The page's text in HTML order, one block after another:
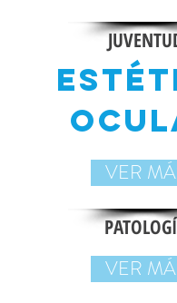
VER
VER